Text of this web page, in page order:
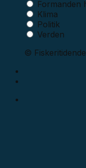
Formanden
Klima
Politik
Verden
©